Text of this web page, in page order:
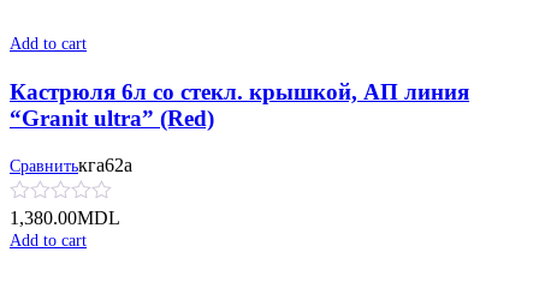
Add to cart
Кастрюля 6л со стекл. крышкой, АП линия
“Granit ultra” (Red)
Сравнитькга62а
1,380.00MDL
Add to cart